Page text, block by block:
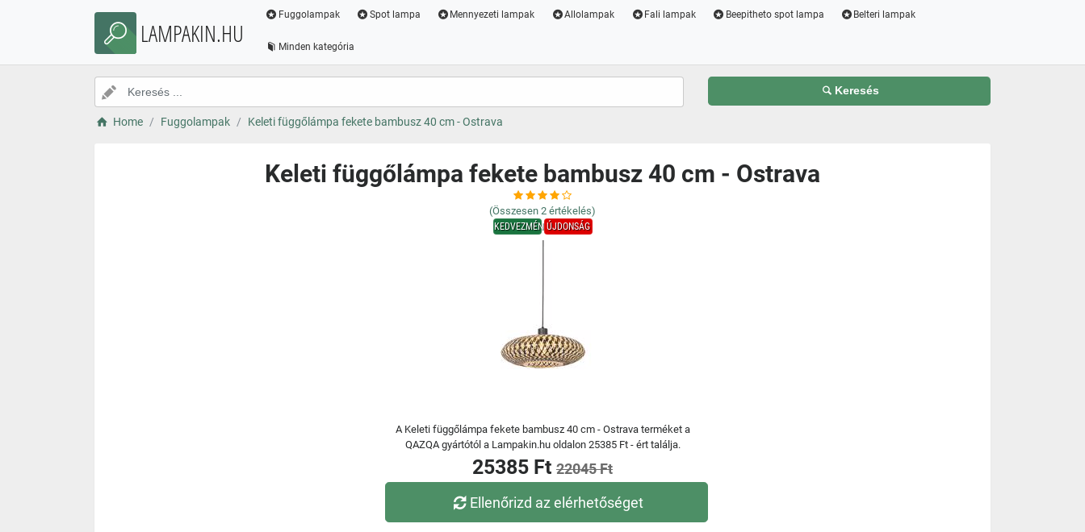
LAMPAKIN.HU
Fuggolampak Spot lampa Mennyezeti lampak Allolampak Fali lampak Beepitheto spot lampa Belteri lampak
Minden kategória
Keresés
Home Fuggolampak Keleti függőlámpa fekete bambusz 40 cm - Ostrava
Keleti függőlámpa fekete bambusz 40 cm - Ostrava
(Összesen 2 értékelés)
KEDVEZMÉNYÚJDONSÁG
A Keleti függőlámpa fekete bambusz 40 cm - Ostrava terméket a
QAZQA gyártótól a Lampakin.hu oldalon 25385 Ft - ért találja.
25385 Ft 22045 Ft
Ellenőrizd az elérhetőséget